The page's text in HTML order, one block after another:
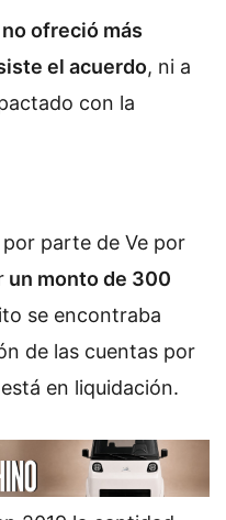
no ofreció más
el acuerdo, ni a
con la
parte de Ve por
un monto de 300
se encontraba
de las cuentas por
en liquidación.